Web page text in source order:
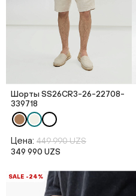
Шорты SS26CR3-26-22708-
339718
Цена: 449 990 UZS
349 990 UZS
SALE -24%